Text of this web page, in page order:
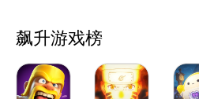
飙升游戏榜